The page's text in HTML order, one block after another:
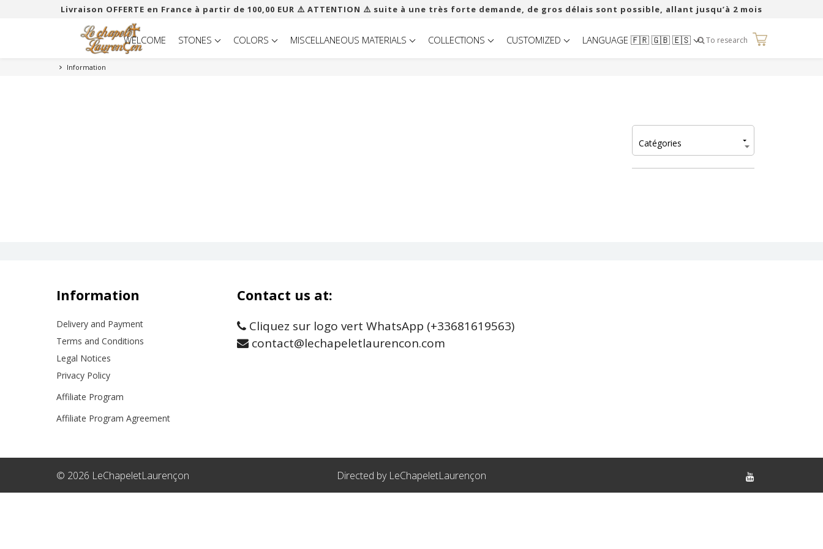
Livraison OFFERTE en France à partir de 100,00 EUR ​​⚠️ ATTENTION ⚠️ suite à une très forte demande, de gros délais sont possible, allant jusqu’à 2 mois
To research
WELCOME STONES COLORS MISCELLANEOUS MATERIALS COLLECTIONS CUSTOMIZED LANGUAGE 🇫🇷 🇬🇧 🇪🇸
Information
Catégories
Information
Delivery and Payment
Terms and Conditions
Legal Notices
Privacy Policy
Affiliate Program
Affiliate Program Agreement
Contact us at:
Cliquez sur logo vert WhatsApp (+33681619563)
contact@lechapeletlaurencon.com
© 2026 LeChapeletLaurençon Directed by LeChapeletLaurençon